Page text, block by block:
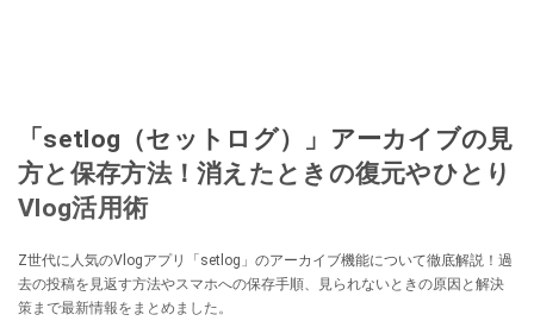
「setlog（セットログ）」アーカイブの見
方と保存方法！消えたときの復元やひとり
Vlog活用術
Z世代に人気のVlogアプリ「setlog」のアーカイブ機能について徹底解説！過
去の投稿を見返す方法やスマホへの保存手順、見られないときの原因と解決
策まで最新情報をまとめました。